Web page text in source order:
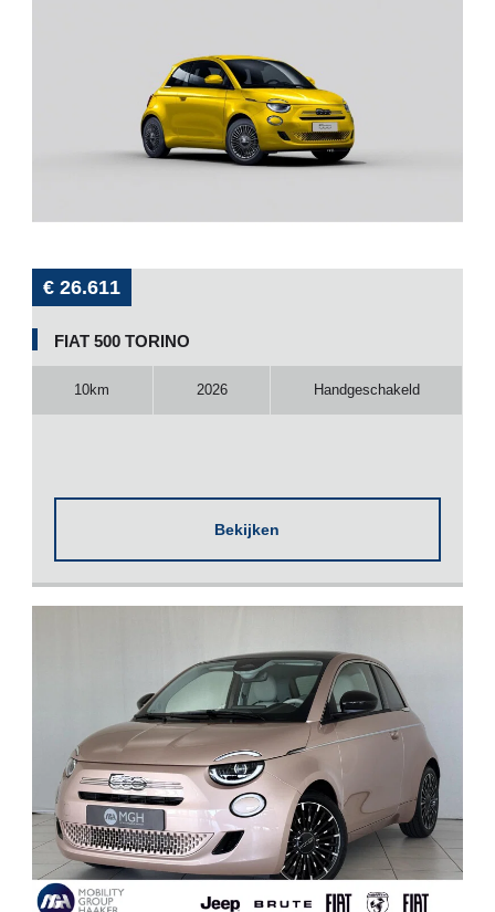
€ 26.611
FIAT 500 TORINO
10km 2026 Handgeschakeld
Bekijken